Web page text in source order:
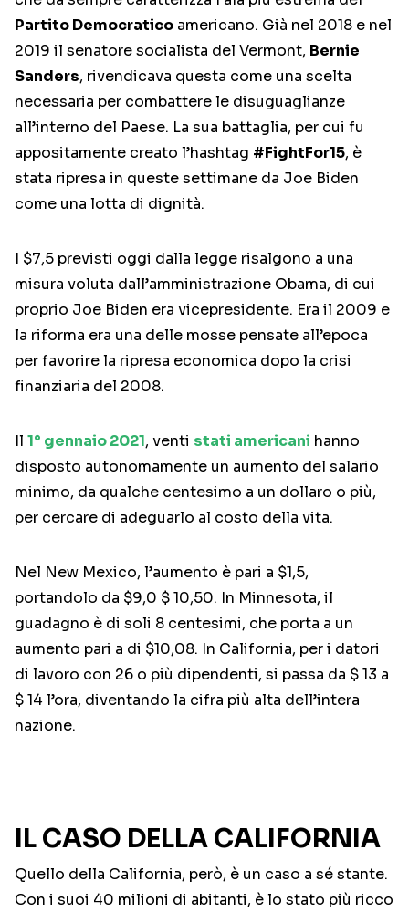
Partito Democratico americano. Già nel 2018 e nel
2019 il senatore socialista del Vermont, Bernie
Sanders, rivendicava questa come una scelta
necessaria per combattere le disuguaglianze
all’interno del Paese. La sua battaglia, per cui fu
appositamente creato l’hashtag #FightFor15, è
stata ripresa in queste settimane da Joe Biden
come una lotta di dignità.
I $7,5 previsti oggi dalla legge risalgono a una
misura voluta dall’amministrazione Obama, di cui
proprio Joe Biden era vicepresidente. Era il 2009 e
la riforma era una delle mosse pensate all’epoca
per favorire la ripresa economica dopo la crisi
finanziaria del 2008.
Il 1° gennaio 2021, venti stati americani hanno
disposto autonomamente un aumento del salario
minimo, da qualche centesimo a un dollaro o più,
per cercare di adeguarlo al costo della vita.
Nel New Mexico, l’aumento è pari a $1,5,
portandolo da $9,0 $ 10,50. In Minnesota, il
guadagno è di soli 8 centesimi, che porta a un
aumento pari a di $10,08. In California, per i datori
di lavoro con 26 o più dipendenti, si passa da $ 13 a
$ 14 l’ora, diventando la cifra più alta dell’intera
nazione.
IL CASO DELLA CALIFORNIA
Quello della California, però, è un caso a sé stante.
Con i suoi 40 milioni di abitanti, è lo stato più ricco